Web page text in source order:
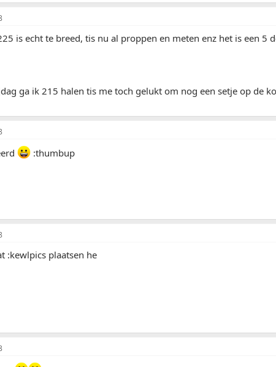
is echt te breed, tis nu al proppen en meten enz het is een 5
ga ik 215 halen tis me toch gelukt om nog een setje op de
:thumbup
:kewlpics plaatsen he